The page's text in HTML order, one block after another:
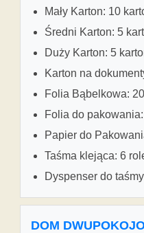
Mały Karton: 10
Średni Karton: 5
Duży Karton: 5
Karton na
Folia Bąbelkowa:
Folia do
Papier do
Taśma klejąca: 6
Dyspenser do
DOM